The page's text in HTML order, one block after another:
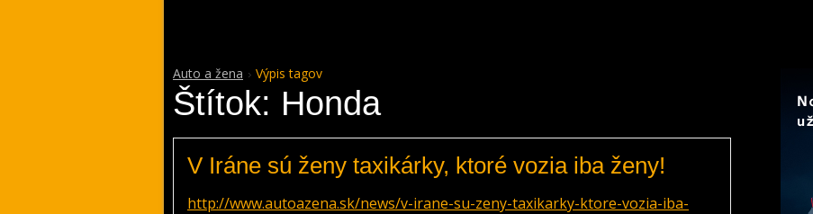
Auto a žena Výpis tagov
Štítok: Honda
V Iráne sú ženy taxikárky, ktoré vozia iba ženy!
http://www.autoazena.sk/news/v-irane-su-zeny-taxikarky-ktore-vozia-iba-